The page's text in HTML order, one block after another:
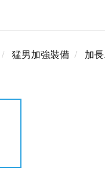
猛男加強裝備 加